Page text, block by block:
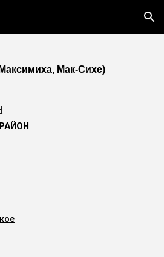
Skip to navigation
Мак-Сихе)